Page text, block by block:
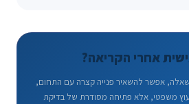
אחרי הקריאה?
אפשר להשאיר פנייה קצרה עם התחום,
משפטי, אלא פתיחה מסודרת של בדיקת